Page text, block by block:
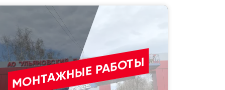
МОНТАЖНЫЕ РАБОТЫ